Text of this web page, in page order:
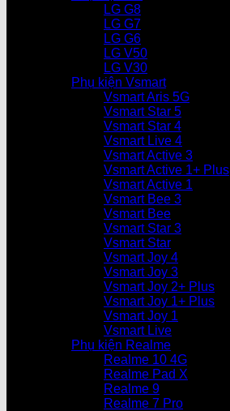
LG G8
LG G7
LG G6
LG V50
LG V30
Phụ kiện Vsmart
Vsmart Aris 5G
Vsmart Star 5
Vsmart Star 4
Vsmart Live 4
Vsmart Active 3
Vsmart Active 1+ Plus
Vsmart Active 1
Vsmart Bee 3
Vsmart Bee
Vsmart Star 3
Vsmart Star
Vsmart Joy 4
Vsmart Joy 3
Vsmart Joy 2+ Plus
Vsmart Joy 1+ Plus
Vsmart Joy 1
Vsmart Live
Phụ kiện Realme
Realme 10 4G
Realme Pad X
Realme 9
Realme 7 Pro